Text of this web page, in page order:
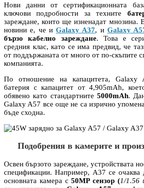
Нови данни от сертификационната
ключови подробности за техните
зареждане, които ще изненадат мнозина.
новини е, че иGalaxy A37, и Galaxy
бързо кабелно зареждане. Това е
средния клас, като се има предвид, че
от поддържаната от много от по-скъпите
компанията.
По отношение на капацитета, Galaxy
батерия с капацитет от 4,905mAh,
обявено като стандартните 5000mAh.
Galaxy A57 все още не са изрично
бъде сходна.
Подобрения в камерите и
Освен бързото зареждане, устройствата
спецификации. Например, A37 се очаква
основната камера с50MP сензор (1/1.56